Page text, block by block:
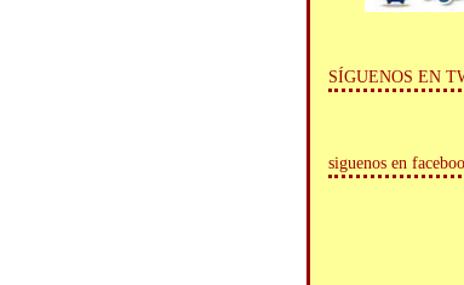
SÍGUENOS EN
siguenos en